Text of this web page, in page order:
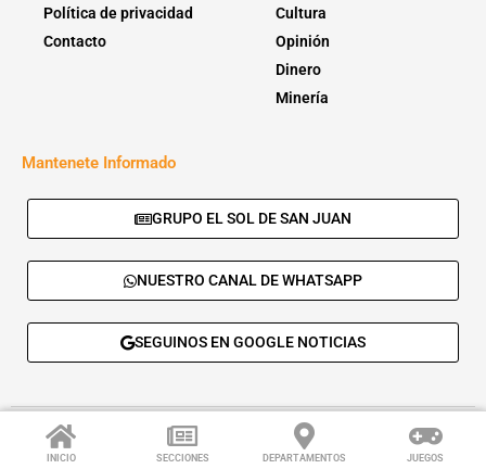
INICIO SECCIONES DEPARTAMENTOS JUEGOS
Política de privacidad
Contacto
Cultura
Opinión
Dinero
Minería
Mantenete Informado
GRUPO EL SOL DE SAN JUAN
NUESTRO CANAL DE WHATSAPP
SEGUINOS EN GOOGLE NOTICIAS
© 2026 - El Sol de San Juan. Todos los derechos reservados. |
Desarrolla:
Daskalos Solutions